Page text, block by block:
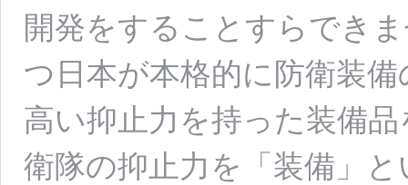
開発をすることすらでき
つ日本が本格的に防衛装
高い抑止力を持った装備
衛隊の抑止力を「装備」